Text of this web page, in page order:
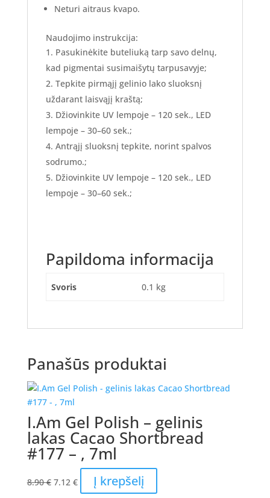
Neturi aitraus kvapo.
Naudojimo instrukcija:
Pasukinėkite buteliuką tarp savo delnų,
kad pigmentai susimaišytų tarpusavyje;
Tepkite pirmąjį gelinio lako sluoksnį
uždarant laisvąjį kraštą;
Džiovinkite UV lempoje – 120 sek., LED
lempoje – 30–60 sek.;
Antrąjį sluoksnį tepkite, norint spalvos
sodrumo.;
Džiovinkite UV lempoje – 120 sek., LED
lempoje – 30–60 sek.;
Papildoma informacija
Svoris 0.1 kg
Panašūs produktai
I.Am Gel Polish – gelinis
lakas Cacao Shortbread
#177 – , 7ml
8.90€ Original
7.12 €Current
price
Į krepšelį